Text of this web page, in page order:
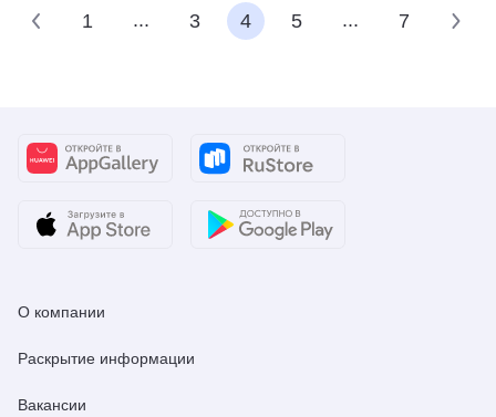
1 ... 3 4 5 ... 7
О компании
Раскрытие информации
Вакансии